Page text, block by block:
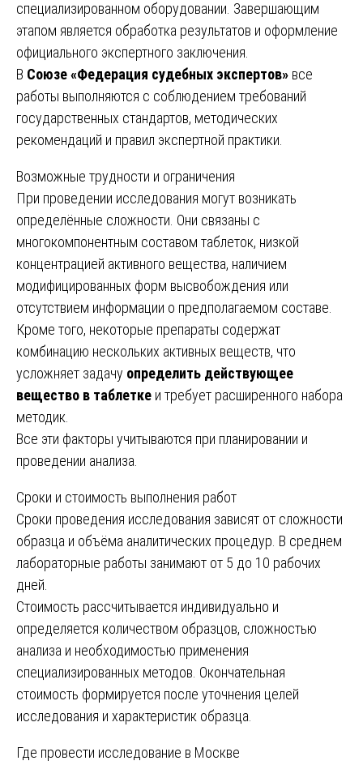
специализированном оборудовании. Завершающим
этапом является обработка результатов и оформление
официального экспертного заключения.
В Союзе «Федерация судебных экспертов» все
работы выполняются с соблюдением требований
государственных стандартов, методических
рекомендаций и правил экспертной практики.
Возможные трудности и ограничения
При проведении исследования могут возникать
определённые сложности. Они связаны с
многокомпонентным составом таблеток, низкой
концентрацией активного вещества, наличием
модифицированных форм высвобождения или
отсутствием информации о предполагаемом составе.
Кроме того, некоторые препараты содержат
комбинацию нескольких активных веществ, что
усложняет задачу определить действующее
вещество в таблетке и требует расширенного набора
методик.
Все эти факторы учитываются при планировании и
проведении анализа.
Сроки и стоимость выполнения работ
Сроки проведения исследования зависят от сложности
образца и объёма аналитических процедур. В среднем
лабораторные работы занимают от 5 до 10 рабочих
дней.
Стоимость рассчитывается индивидуально и
определяется количеством образцов, сложностью
анализа и необходимостью применения
специализированных методов. Окончательная
стоимость формируется после уточнения целей
исследования и характеристик образца.
Где провести исследование в Москве